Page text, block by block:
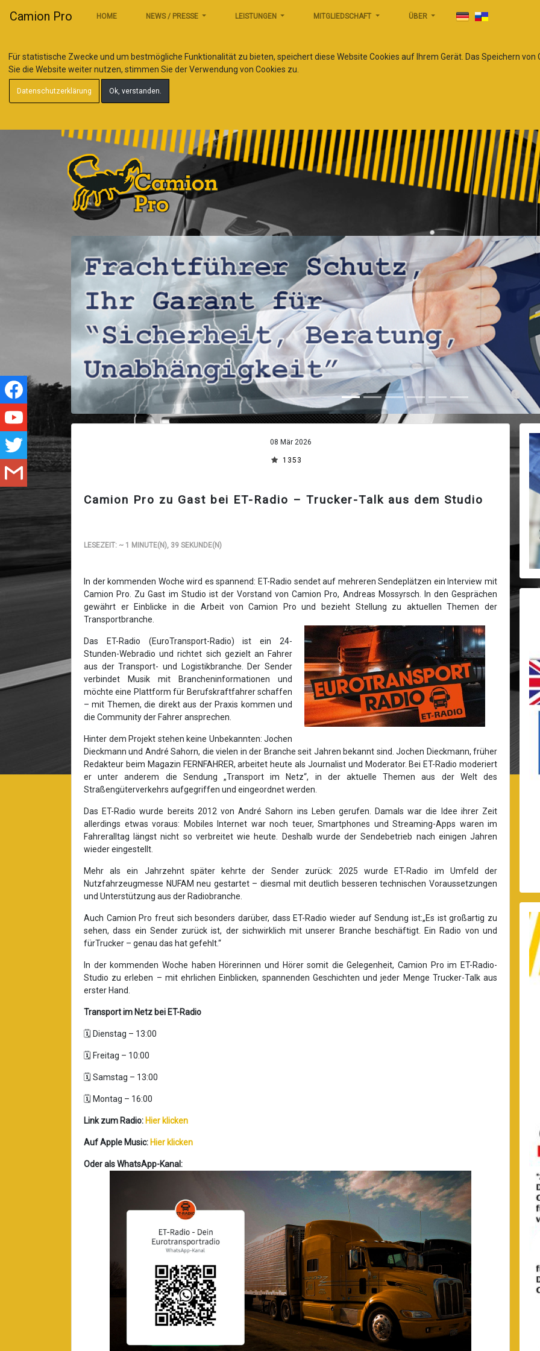
Für statistische Zwecke und um bestmögliche Funktionalität zu bieten, speichert diese Website Cookies auf Ihrem Gerät. Das Speichern
Sie die Website weiter nutzen, stimmen Sie der Verwendung von Cookies zu.
Datenschutzerklärung Ok, verstanden.
Camion Pro HOME NEWS / PRESSE LEISTUNGEN MITGLIEDSCHAFT ÜBER
Zurück
08 Mär 2026
1353
Camion Pro zu Gast bei ET-Radio – Trucker-Talk aus dem Studio
LESEZEIT: ~ 1 MINUTE(N), 39 SEKUNDE(N)
In der kommenden Woche wird es spannend: ET-Radio sendet auf mehreren Sendeplätzen ein Interview mit
Camion Pro. Zu Gast im Studio ist der Vorstand von Camion Pro, Andreas Mossyrsch. In den Gesprächen
gewährt er Einblicke in die Arbeit von Camion Pro und bezieht Stellung zu aktuellen Themen der
Transportbranche.
Das ET-Radio (EuroTransport-Radio) ist ein 24-
Stunden-Webradio und richtet sich gezielt an Fahrer
aus der Transport- und Logistikbranche. Der Sender
verbindet Musik mit Brancheninformationen und
möchte eine Plattform für Berufskraftfahrer schaffen
– mit Themen, die direkt aus der Praxis kommen und
die Community der Fahrer ansprechen.
Hinter dem Projekt stehen keine Unbekannten: Jochen
Dieckmann und André Sahorn, die vielen in der Branche seit Jahren bekannt sind. Jochen Dieckmann, früher
Redakteur beim Magazin FERNFAHRER, arbeitet heute als Journalist und Moderator. Bei ET-Radio moderiert
er unter anderem die Sendung „Transport im Netz“, in der aktuelle Themen aus der Welt des
Straßengüterverkehrs aufgegriffen und eingeordnet werden.
Das ET-Radio wurde bereits 2012 von André Sahorn ins Leben gerufen. Damals war die Idee ihrer Zeit
allerdings etwas voraus: Mobiles Internet war noch teuer, Smartphones und Streaming-Apps waren im
Fahreralltag längst nicht so verbreitet wie heute. Deshalb wurde der Sendebetrieb nach einigen Jahren
wieder eingestellt.
Mehr als ein Jahrzehnt später kehrte der Sender zurück: 2025 wurde ET-Radio im Umfeld der
Nutzfahrzeugmesse NUFAM neu gestartet – diesmal mit deutlich besseren technischen Voraussetzungen
und Unterstützung aus der Radiobranche.
Auch Camion Pro freut sich besonders darüber, dass ET-Radio wieder auf Sendung ist:„Es ist großartig zu
sehen, dass ein Sender zurück ist, der sichwirklich mit unserer Branche beschäftigt. Ein Radio von und
fürTrucker – genau das hat gefehlt.“
In der kommenden Woche haben Hörerinnen und Hörer somit die Gelegenheit, Camion Pro im ET-Radio-
Studio zu erleben – mit ehrlichen Einblicken, spannenden Geschichten und jeder Menge Trucker-Talk aus
erster Hand.
Transport im Netz bei ET-Radio
🗓️ Dienstag – 13:00
🗓️ Freitag – 10:00
🗓️ Samstag – 13:00
🗓️ Montag – 16:00
Link zum Radio: Hier klicken
Auf Apple Music: Hier klicken
Oder als WhatsApp-Kanal: